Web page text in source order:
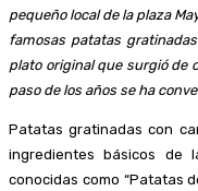
pequeño local de la plaza
famosas patatas
plato original que surgió de
paso de los años se ha
Patatas gratinadas con
ingredientes básicos de
conocidas como “Patatas